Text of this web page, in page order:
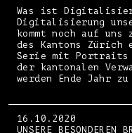
Was ist
Digitalisierung
kommt noch auf
des Kantons
Serie mit Portraits
der kantonalen
werden Ende Jahr
16.10.2020
UNSERE